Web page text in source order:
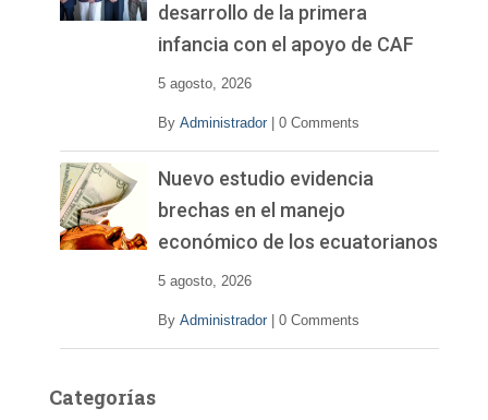
desarrollo de la primera
infancia con el apoyo de CAF
5 agosto, 2026
By Administrador 0 Comments
Nuevo estudio evidencia
brechas en el manejo
económico de los ecuatorianos
5 agosto, 2026
By Administrador 0 Comments
Categorías